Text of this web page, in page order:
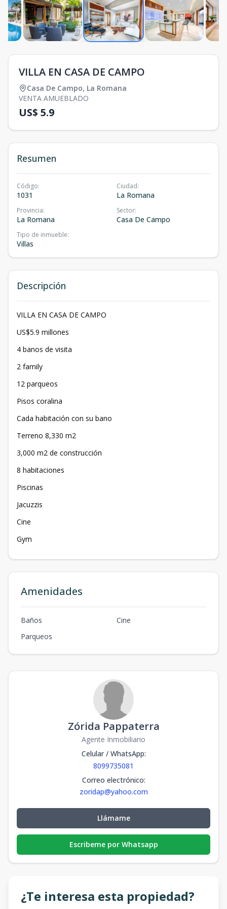
VILLA EN CASA DE CAMPO
Casa De Campo, La Romana
VENTA AMUEBLADO
US$ 5.9
Resumen
Código:
1031
Ciudad:
La Romana
Provincia:
La Romana
Sector:
Casa De Campo
Tipo de inmueble:
Villas
Descripción
VILLA EN CASA DE CAMPO
US$5.9 millones
4 banos de visita
2 family
12 parqueos
Pisos coralina
Cada habitación con su bano
Terreno 8,330 m2
3,000 m2 de construcción
8 habitaciones
Piscinas
Jacuzzis
Cine
Gym
Amenidades
Baños
Cine
Parqueos
Zórida Pappaterra
Agente Inmobiliario
Celular / WhatsApp:
8099735081
Correo electrónico:
zoridap@yahoo.com
Llámame
Escribeme por Whatsapp
¿Te interesa esta propiedad?